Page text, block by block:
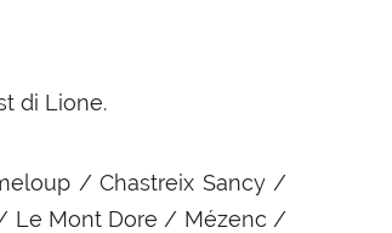
di Lione.
/ Chastreix Sancy /
Le Mont Dore / Mézenc /